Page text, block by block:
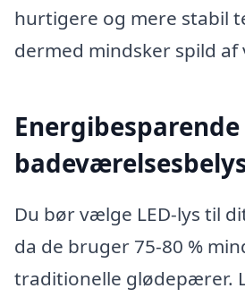
hurtigere og mere stabil
dermed mindsker spild af
Energibesparende
Du bør vælge LED-lys til
da de bruger 75-80 %
traditionelle glødepærer.